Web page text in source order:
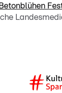
Betonblühen